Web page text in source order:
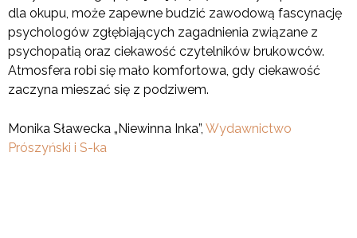
dla okupu, może zapewne budzić zawodową fascynację
psychologów zgłębiających zagadnienia związane z
psychopatią oraz ciekawość czytelników brukowców.
Atmosfera robi się mało komfortowa, gdy ciekawość
zaczyna mieszać się z podziwem.
Monika Sławecka „Niewinna Inka”, Wydawnictwo
Prószyński i S-ka